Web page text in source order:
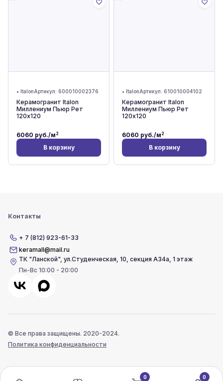
• ItalonАртикул: 600010002376
Керамогранит Italon
Миллениум Пьюр Рет
120x120
6060 руб./м2
В корзину
• ItalonАртикул: 610010004102
Керамогранит Italon
Миллениум Пьюр Рет
120x120
6060 руб./м2
В корзину
Контакты
+ 7 (812) 923-61-33
keramall@mail.ru
ТК "Ланской",ул.Студенческая, 10, секция А34а, 1 этаж
Пн-Вс 10:00 - 20:00
© Все права защищены. 2020-2024.
Политика конфиденциальности
0 0